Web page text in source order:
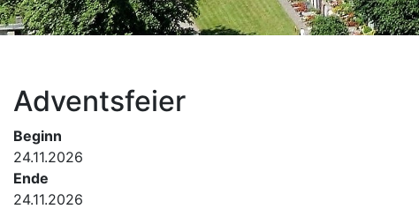
Adventsfeier
Beginn
24.11.2026
Ende
24.11.2026